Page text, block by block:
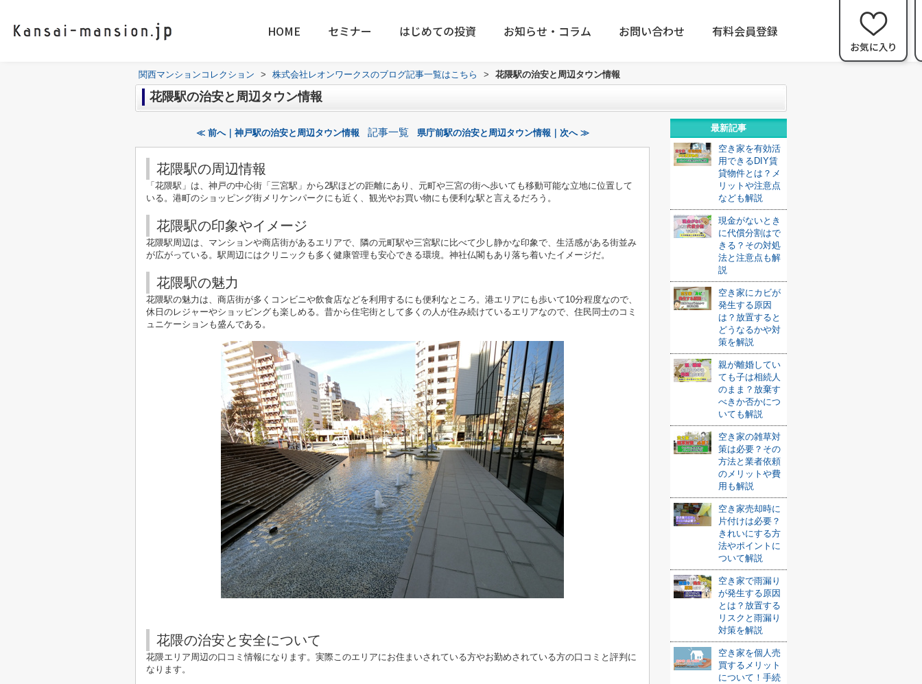
HOME セミナー はじめての投資 お知らせ・コラム お問い合わせ 有料会員登録
関西マンションコレクション > 株式会社レオンワークスのブログ記事一覧はこちら > 花隈駅の治安と周辺タウン情報
花隈駅の治安と周辺タウン情報
≪ 前へ｜神戸駅の治安と周辺タウン情報 記事一覧 県庁前駅の治安と周辺タウン情報｜次へ ≫
花隈駅の周辺情報
「花隈駅」は、神戸の中心街「三宮駅」から2駅ほどの距離にあり、元町や三宮の街へ歩いても移動可能な立地に位置して
いる。港町のショッピング街メリケンパークにも近く、観光やお買い物にも便利な駅と言えるだろう。
花隈駅の印象やイメージ
花隈駅周辺は、マンションや商店街があるエリアで、隣の元町駅や三宮駅に比べて少し静かな印象で、生活感がある街並み
が広がっている。駅周辺にはクリニックも多く健康管理も安心できる環境。神社仏閣もあり落ち着いたイメージだ。
花隈駅の魅力
花隈駅の魅力は、商店街が多くコンビニや飲食店などを利用するにも便利なところ。港エリアにも歩いて10分程度なので、
休日のレジャーやショッピングも楽しめる。昔から住宅街として多くの人が住み続けているエリアなので、住民同士のコミ
ュニケーションも盛んである。
花隈の治安と安全について
花隈エリア周辺の口コミ情報になります。実際このエリアにお住まいされている方やお勤めされている方の口コミと評判に
なります。
最新記事
空き家を有効活
用できるDIY賃
貸物件とは？メ
リットや注意点
なども解説
現金がないとき
に代償分割はで
きる？その対処
法と注意点も解
説
空き家にカビが
発生する原因
は？放置すると
どうなるかや対
策を解説
親が離婚してい
ても子は相続人
のまま？放棄す
べきか否かにつ
いても解説
空き家の雑草対
策は必要？その
方法と業者依頼
のメリットや費
用も解説
空き家売却時に
片付けは必要？
きれいにする方
法やポイントに
ついて解説
空き家で雨漏り
が発生する原因
とは？放置する
リスクと雨漏り
対策を解説
空き家を個人売
買するメリット
について！手続